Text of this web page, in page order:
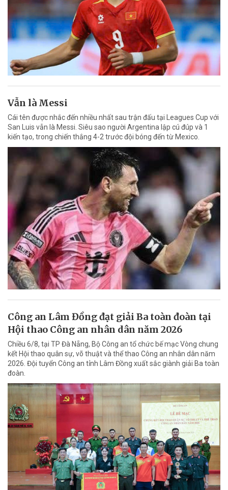
Vẫn là Messi
Cái tên được nhắc đến nhiều nhất sau trận đấu tại Leagues Cup với
San Luis vẫn là Messi. Siêu sao người Argentina lập cú đúp và 1
kiến tạo, trong chiến thắng 4-2 trước đội bóng đến từ Mexico.
Công an Lâm Đồng đạt giải Ba toàn đoàn tại
Hội thao Công an nhân dân năm 2026
Chiều 6/8, tại TP Đà Nẵng, Bộ Công an tổ chức bế mạc Vòng chung
kết Hội thao quân sự, võ thuật và thể thao Công an nhân dân năm
2026. Đội tuyển Công an tỉnh Lâm Đồng xuất sắc giành giải Ba toàn
đoàn.